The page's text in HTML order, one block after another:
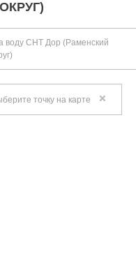
воду СНТ Дор (Раменский